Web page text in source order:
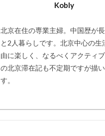
Kobly
北京在住の専業主婦。中国歴が
と2人暮らしです。北京中心の生
由に楽しく、なるべくアクティ
の北京滞在記も不定期ですが描
す。